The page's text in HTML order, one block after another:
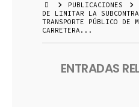
PUBLICACIONES
DE LIMITAR LA
TRANSPORTE PÚBLICO DE
CARRETERA...
ENTRADAS